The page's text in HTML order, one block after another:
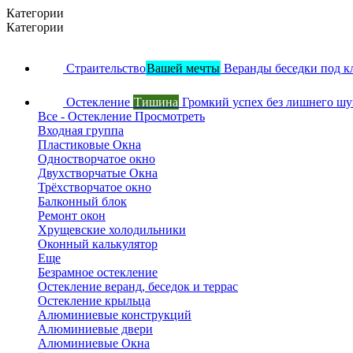
Категории
Категории
СтраительствоВашей мечты Веранды беседки под
Остекление Тишина Громкий успех без лишнего
Все - Остекление Просмотреть
Входная группа
Пластиковые Окна
Одностворчатое окно
Двухстворчатые Окна
Трёхстворчатое окно
Балконный блок
Ремонт окон
Хрущевские холодильники
Оконный калькулятор
Еще
Безрамное остекление
Остекление веранд, беседок и террас
Остекление крыльца
Алюминиевые конструкций
Алюминиевые двери
Алюминиевые Окна